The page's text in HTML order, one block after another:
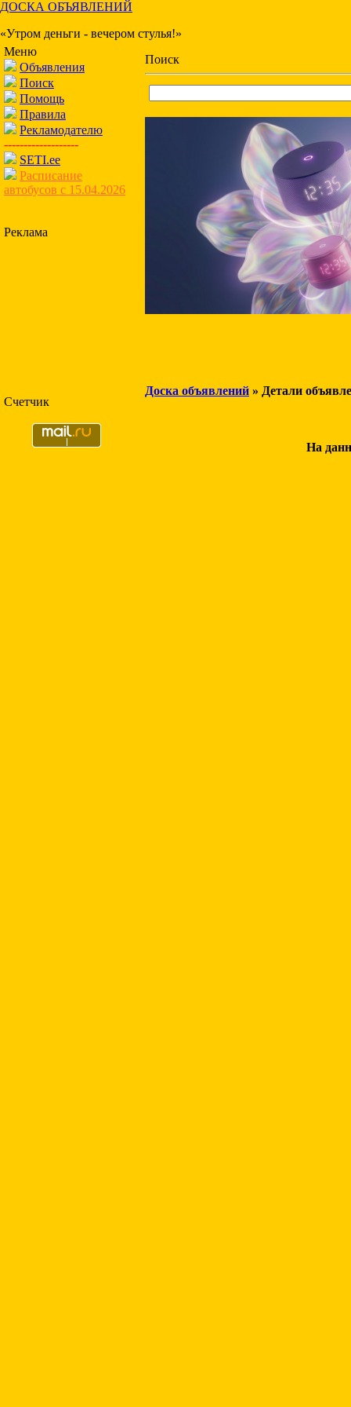
ДОСКА ОБЪЯВЛЕНИЙ
«Утром деньги - вечером стулья!»
Меню
Объявления
Поиск
Помощь
Правила
Рекламодателю
-------------------
SETI.ee
Расписание
автобусов с 15.04.2026
Реклама
Счетчик
Поиск
Доска объявлений » Детали
На